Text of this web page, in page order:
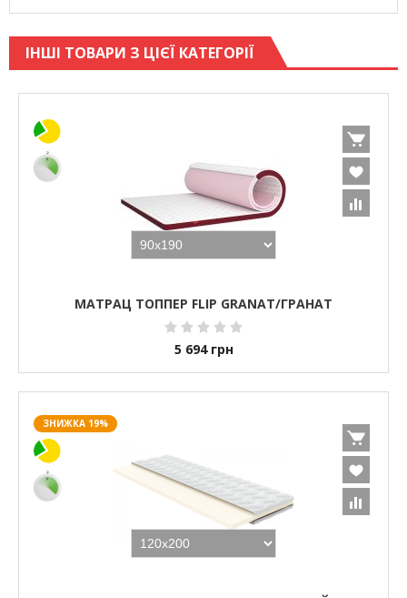
ІНШІ ТОВАРИ З ЦІЄЇ КАТЕГОРІЇ
МАТРАЦ ТОППЕР FLIP GRANAT/ГРАНАТ
5 694 грн
ЗНИЖКА 19%